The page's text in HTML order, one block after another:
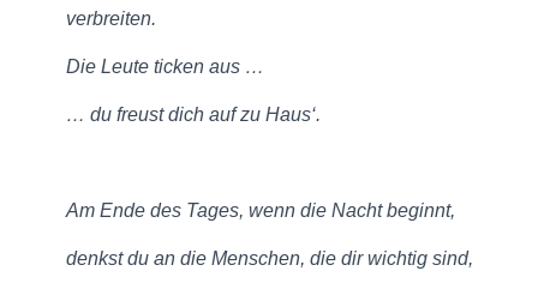
verbreiten.
Die Leute ticken aus …
… du freust dich auf zu Haus‘.
Am Ende des Tages, wenn die Nacht beginnt,
denkst du an die Menschen, die dir wichtig sind,